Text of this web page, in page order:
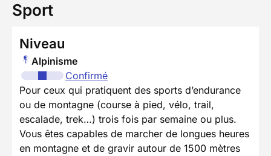
Sport
Niveau
Alpinisme
Confirmé
Pour ceux qui pratiquent des sports d’endurance
ou de montagne (course à pied, vélo, trail,
escalade, trek…) trois fois par semaine ou plus.
Vous êtes capables de marcher de longues heures
en montagne et de gravir autour de 1500 mètres